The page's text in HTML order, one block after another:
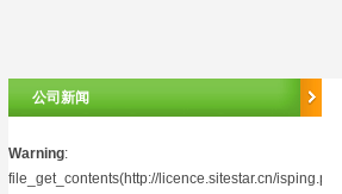
公司新闻
Warning:
file_get_contents(http://licence.sitestar.cn/isping.php)